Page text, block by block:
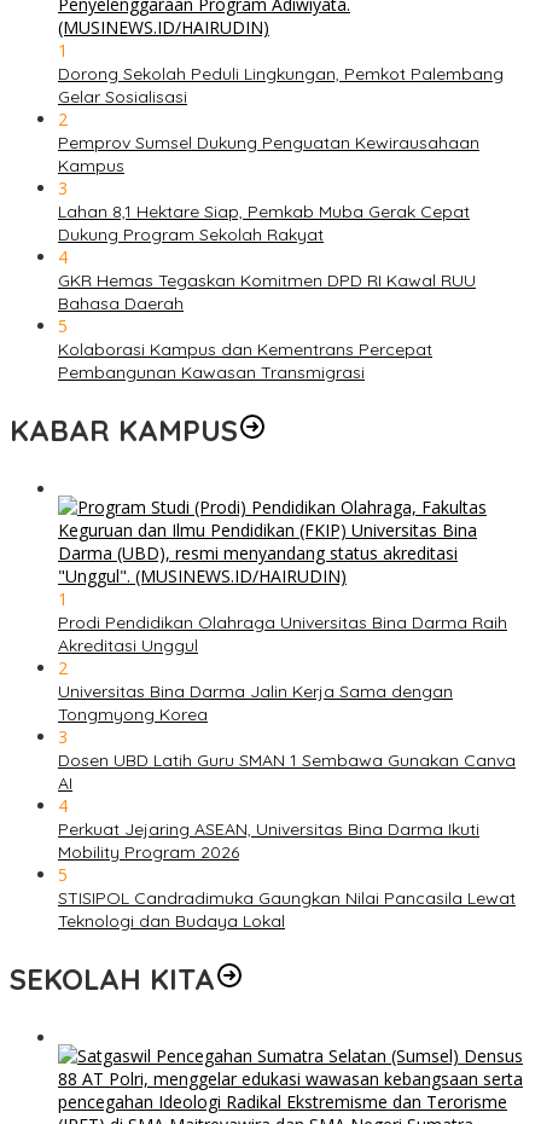
1
Dorong Sekolah Peduli Lingkungan, Pemkot Palembang
Gelar Sosialisasi
2
Pemprov Sumsel Dukung Penguatan Kewirausahaan
Kampus
3
Lahan 8,1 Hektare Siap, Pemkab Muba Gerak Cepat
Dukung Program Sekolah Rakyat
4
GKR Hemas Tegaskan Komitmen DPD RI Kawal RUU
Bahasa Daerah
5
Kolaborasi Kampus dan Kementrans Percepat
Pembangunan Kawasan Transmigrasi
KABAR KAMPUS
1
Prodi Pendidikan Olahraga Universitas Bina Darma Raih
Akreditasi Unggul
2
Universitas Bina Darma Jalin Kerja Sama dengan
Tongmyong Korea
3
Dosen UBD Latih Guru SMAN 1 Sembawa Gunakan Canva
AI
4
Perkuat Jejaring ASEAN, Universitas Bina Darma Ikuti
Mobility Program 2026
5
STISIPOL Candradimuka Gaungkan Nilai Pancasila Lewat
Teknologi dan Budaya Lokal
SEKOLAH KITA